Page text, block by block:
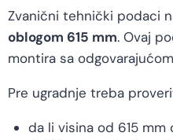
Zvanični tehnički podaci
oblogom 615 mm. Ovaj
montira sa
Pre ugradnje treba
da li visina od 615 mm